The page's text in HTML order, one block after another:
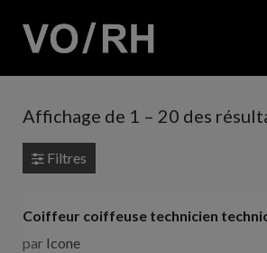
Affichage de 1 – 20 des
Filtres
Coiffeur coiffeuse technicien
par Icone